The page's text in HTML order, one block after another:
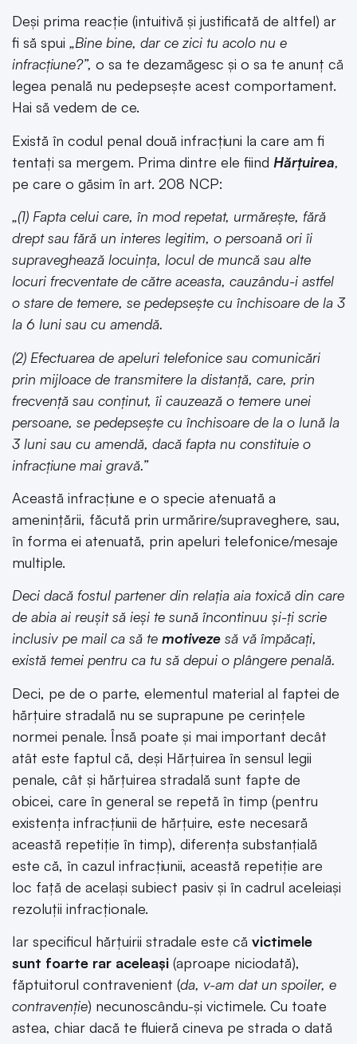
Deși prima reacție (intuitivă și justificată de altfel) ar
fi să spui „Bine bine, dar ce zici tu acolo nu e
infracțiune?”, o sa te dezamăgesc și o sa te anunț că
legea penală nu pedepsește acest comportament.
Hai să vedem de ce.
Există în codul penal două infracțiuni la care am fi
tentați sa mergem. Prima dintre ele fiind Hărțuirea,
pe care o găsim în art. 208 NCP:
„(1) Fapta celui care, în mod repetat, urmărește, fără
drept sau fără un interes legitim, o persoană ori îi
supraveghează locuința, locul de muncă sau alte
locuri frecventate de către aceasta, cauzându-i astfel
o stare de temere, se pedepsește cu închisoare de la 3
la 6 luni sau cu amendă.
(2) Efectuarea de apeluri telefonice sau comunicări
prin mijloace de transmitere la distanță, care, prin
frecvență sau conținut, îi cauzează o temere unei
persoane, se pedepsește cu închisoare de la o lună la
3 luni sau cu amendă, dacă fapta nu constituie o
infracțiune mai gravă.”
Această infracțiune e o specie atenuată a
amenințării, făcută prin urmărire/supraveghere, sau,
în forma ei atenuată, prin apeluri telefonice/mesaje
multiple.
Deci dacă fostul partener din relația aia toxică din care
de abia ai reușit să ieși te sună încontinuu și-ți scrie
inclusiv pe mail ca să te motiveze să vă împăcați,
există temei pentru ca tu să depui o plângere penală.
Deci, pe de o parte, elementul material al faptei de
hărțuire stradală nu se suprapune pe cerințele
normei penale. Însă poate și mai important decât
atât este faptul că, deși Hărțuirea în sensul legii
penale, cât și hărțuirea stradală sunt fapte de
obicei, care în general se repetă în timp (pentru
existența infracțiunii de hărțuire, este necesară
această repetiție în timp), diferența substanțială
este că, în cazul infracțiunii, această repetiție are
loc față de același subiect pasiv și în cadrul aceleiași
rezoluții infracționale.
Iar specificul hărțuirii stradale este că victimele
sunt foarte rar aceleași (aproape niciodată),
făptuitorul contravenient (da, v-am dat un spoiler, e
contravenție) necunoscându-și victimele. Cu toate
astea, chiar dacă te fluieră cineva pe strada o dată